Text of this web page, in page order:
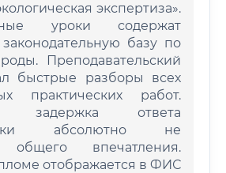
экспертиза».
уроки содержат
законодательную базу по
Преподавательский
быстрые разборы всех
практических работ.
задержка ответа
абсолютно не
общего впечатления.
отображается в ФИС